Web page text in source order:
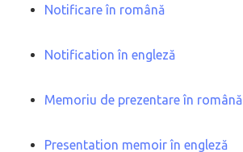
Notificare în română
Notification în engleză
Memoriu de prezentare în română
Presentation memoir în engleză